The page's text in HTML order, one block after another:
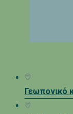
Γεωπονικό